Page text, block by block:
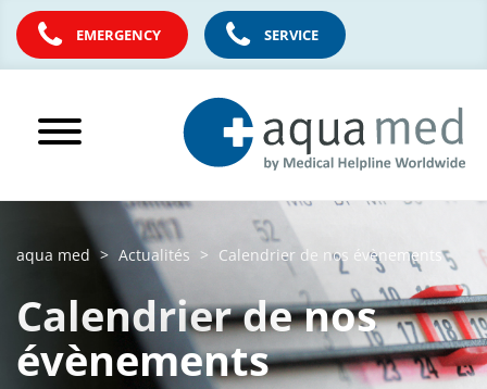
EMERGENCY SERVICE
aqua med Actualités Calendrier de nos évènements
Calendrier de nos
évènements